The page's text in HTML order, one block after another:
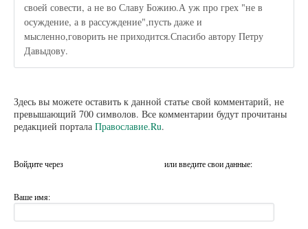
своей совести, а не во Славу Божию.А уж про грех "не в
осуждение, а в рассуждение",пусть даже и
мысленно,говорить не приходится.Спасибо автору Петру
Давыдову.
Здесь вы можете оставить к данной статье свой комментарий, не
превышающий 700 символов. Все комментарии будут прочитаны
редакцией портала Православие.Ru.
Войдите через или введите свои данные:
Ваше имя: